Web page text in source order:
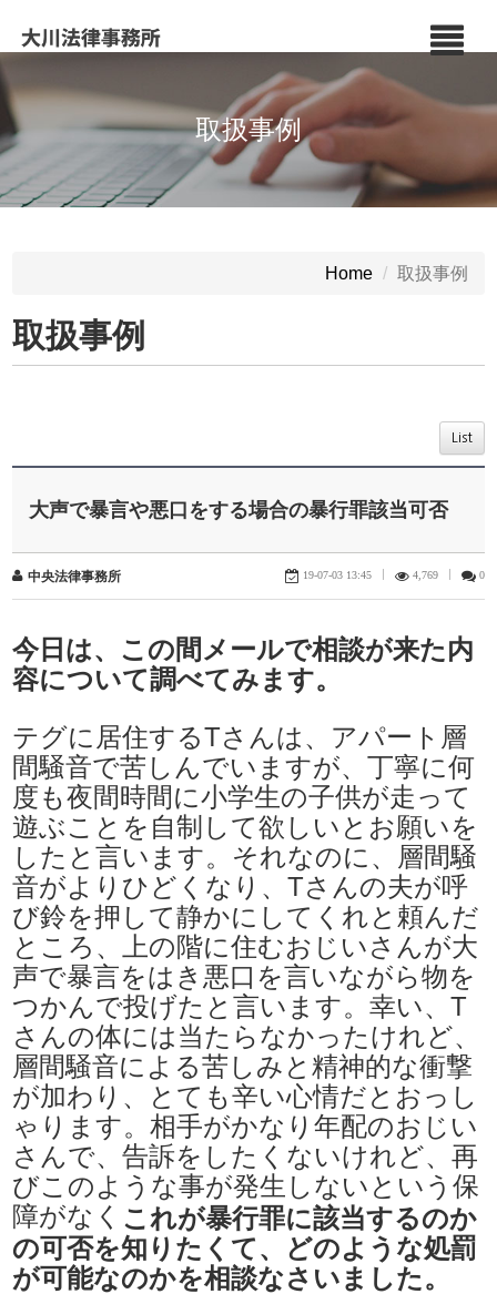
取扱事例
Home 取扱事例
取扱事例
List
大声で暴言や悪口をする場合の暴行罪該当可否
中央法律事務所 19-07-03 13:45 4,769 0
今日は、この間メールで相談が来た内
容について調べてみます。
​テグに居住するTさんは、アパート層
間騒音で苦しんでいますが、丁寧に何
度も夜間時間に小学生の子供が走って
遊ぶことを自制して欲しいとお願いを
したと言います。それなのに、層間騒
音がよりひどくなり、Tさんの夫が呼
び鈴を押して静かにしてくれと頼んだ
ところ、上の階に住むおじいさんが大
声で暴言をはき悪口を言いながら物を
つかんで投げたと言います。幸い、T
さんの体には当たらなかったけれど、
層間騒音による苦しみと精神的な衝撃
が加わり、とても辛い心情だとおっし
ゃります。相手がかなり年配のおじい
さんで、告訴をしたくないけれど、再
びこのような事が発生しないという保
障がなく ​これが暴行罪に該当するのか
の可否を知りたくて、どのような処罰
が可能なのかを相談なさいました。